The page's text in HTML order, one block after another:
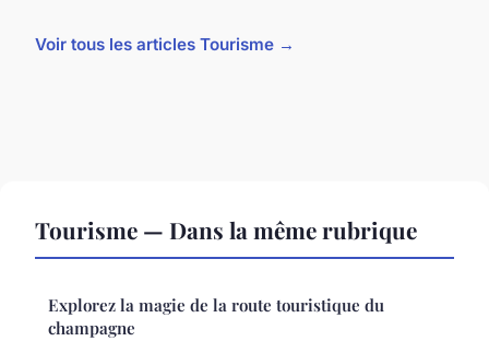
Voir tous les articles Tourisme →
Tourisme — Dans la même rubrique
Explorez la magie de la route touristique du
champagne